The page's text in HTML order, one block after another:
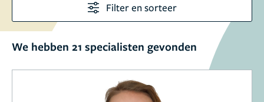
Filter en sorteer
We hebben 21 specialisten gevonden